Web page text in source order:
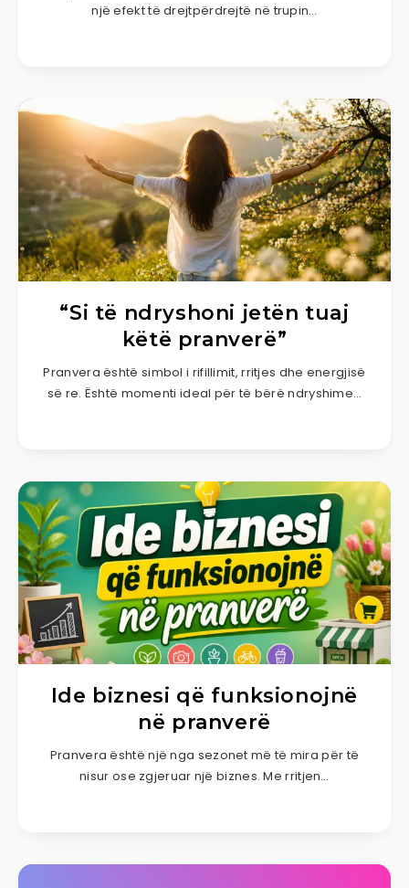
një efekt të drejtpërdrejtë në trupin…
“Si të ndryshoni jetën tuaj
këtë pranverë”
Pranvera është simbol i rifillimit, rritjes dhe energjisë
së re. Është momenti ideal për të bërë ndryshime…
Ide biznesi që funksionojnë
në pranverë
Pranvera është një nga sezonet më të mira për të
nisur ose zgjeruar një biznes. Me rritjen…